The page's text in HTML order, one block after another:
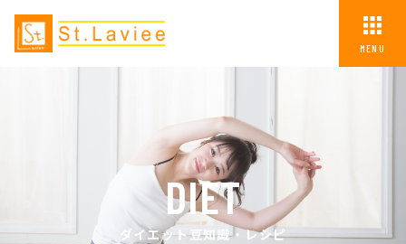
MENU
DIET
ダイエット豆知識・レシピ